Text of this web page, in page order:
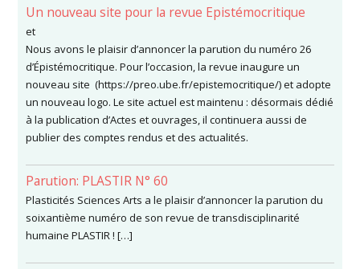
Un nouveau site pour la revue Epistémocritique
et
Nous avons le plaisir d’annoncer la parution du numéro 26
d’Épistémocritique. Pour l’occasion, la revue inaugure un
nouveau site (https://preo.ube.fr/epistemocritique/) et adopte
un nouveau logo. Le site actuel est maintenu : désormais dédié
à la publication d’Actes et ouvrages, il continuera aussi de
publier des comptes rendus et des actualités.
Parution: PLASTIR N° 60
Plasticités Sciences Arts a le plaisir d’annoncer la parution du
soixantième numéro de son revue de transdisciplinarité
humaine PLASTIR ! […]